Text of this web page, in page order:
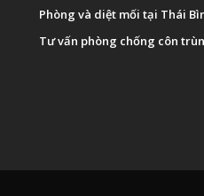
Phòng và diệt mối tại Thái
Tư vấn phòng chống côn